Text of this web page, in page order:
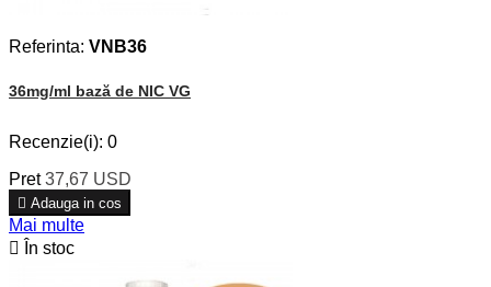
Referinta: VNB36
36mg/ml bază de NIC VG
Recenzie(i): 0
Pret 37,67 USD
 Adauga in cos
Mai multe

În stoc